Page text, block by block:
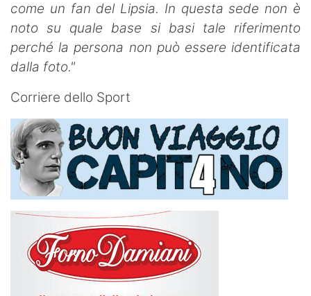
come un fan del Lipsia. In questa sede non è
noto su quale base si basi tale riferimento
perché la persona non può essere identificata
dalla foto."
Corriere dello Sport